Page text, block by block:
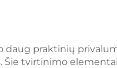
daug praktinių
tvirtinimo